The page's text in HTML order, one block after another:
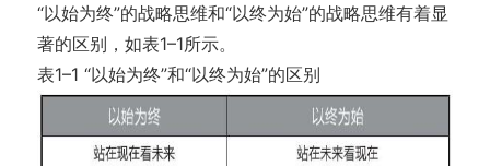
“以始为终”的战略思维和“以终为始”的战略思维有着显
著的区别，如表1–1所示。
表1–1 “以始为终”和“以终为始”的区别